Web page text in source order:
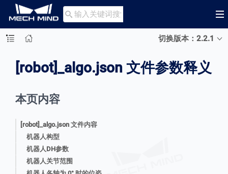

切换版本：2.2.1
[robot]_algo.json 文件参数释义
本页内容
[robot]_algo.json 文件内容
机器人构型
机器人DH参数
机器人关节范围